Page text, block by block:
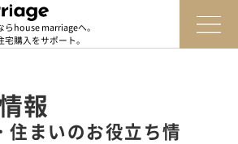
house marriageへ。
購入をサポート。
報
住まいのお役立ち情